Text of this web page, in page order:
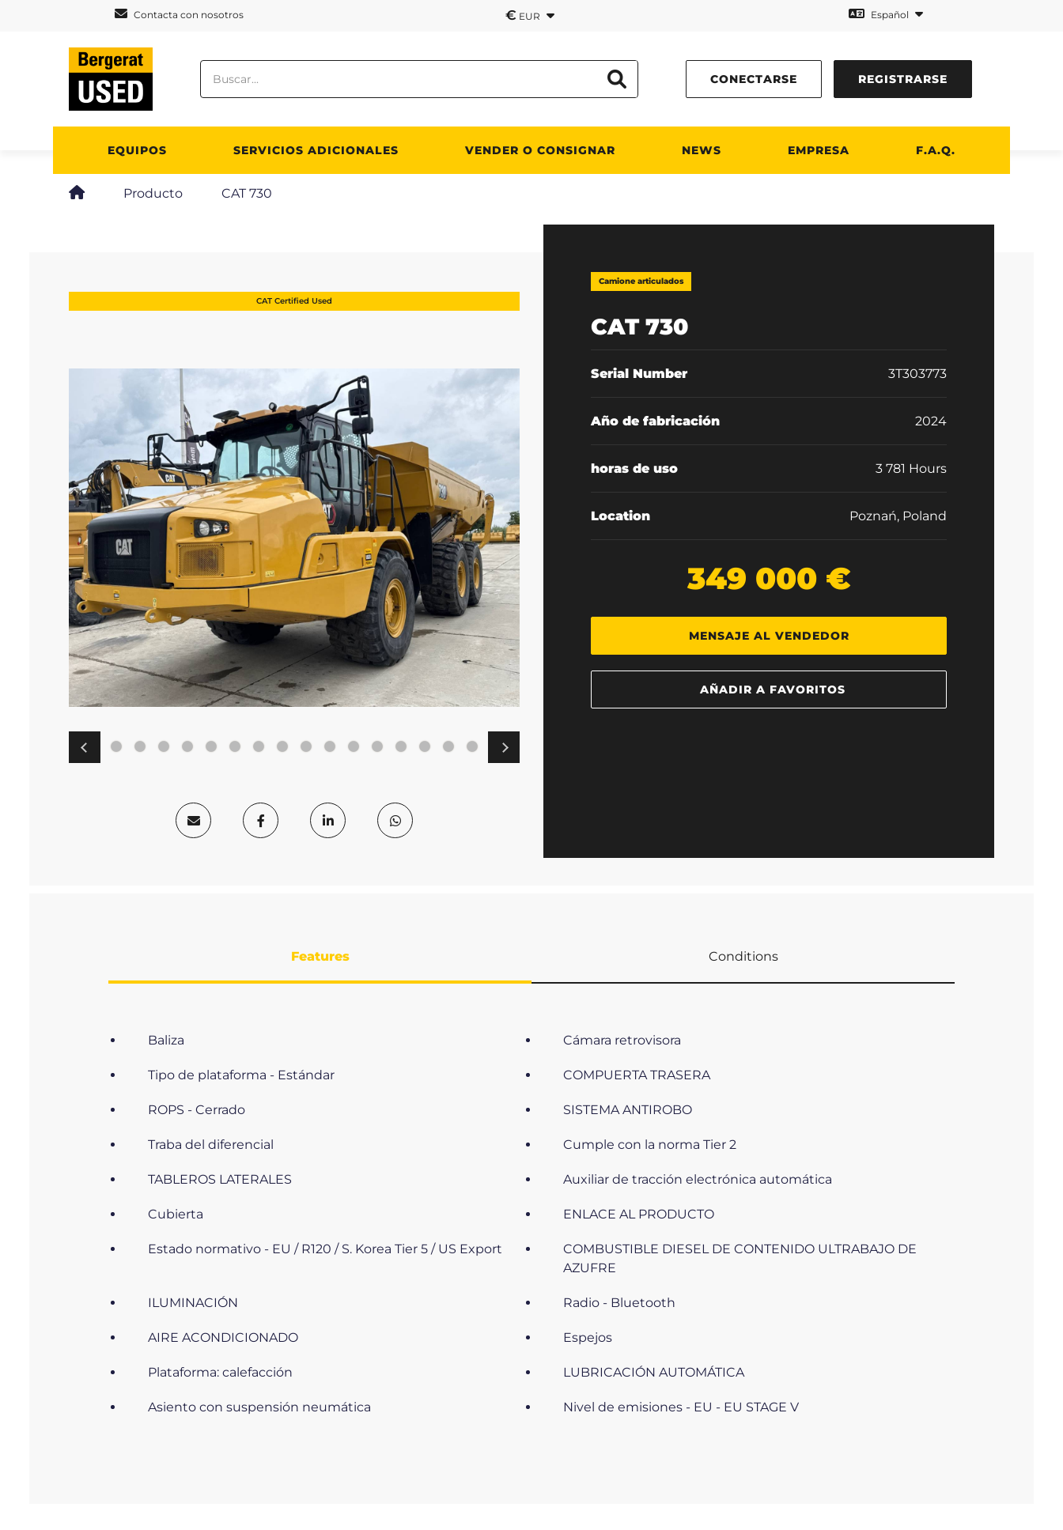
Contacta con nosotros € EUR Español
CONECTARSE REGISTRARSE
EQUIPOS SERVICIOS ADICIONALES VENDER O CONSIGNAR NEWS EMPRESA F.A.Q.
Producto CAT 730
CAT Certified Used
Camione articulados
CAT 730
Serial Number 3T303773
Año de fabricación 2024
horas de uso 3 781 Hours
Location Poznań, Poland
349 000 €
MENSAJE AL VENDEDOR
AÑADIR A FAVORITOS
Features Conditions
Baliza Cámara retrovisora
Tipo de plataforma - Estándar COMPUERTA TRASERA
ROPS - Cerrado SISTEMA ANTIROBO
Traba del diferencial Cumple con la norma Tier 2
TABLEROS LATERALES Auxiliar de tracción electrónica automática
Cubierta ENLACE AL PRODUCTO
Estado normativo - EU / R120 / S. Korea Tier 5 / US Export
COMBUSTIBLE DIESEL DE CONTENIDO ULTRABAJO DE
AZUFRE
ILUMINACIÓN Radio - Bluetooth
AIRE ACONDICIONADO Espejos
Plataforma: calefacción LUBRICACIÓN AUTOMÁTICA
Asiento con suspensión neumática Nivel de emisiones - EU - EU STAGE V
Panel de gestión de cookies